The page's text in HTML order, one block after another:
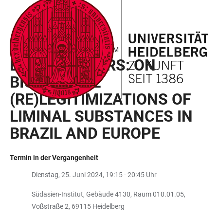
LINKS
ZUR
BARRIEREFREIHEIT
ZUM
HAUPTINHALT
HAUPTNAVIGATION
ÖFFNEN
WEBSEITENSUCHE
ÖFFNEN
MEDICAL ANTHROPOLOGY FORUM
BIOTRICKSTERS: ON
BIOMEDICAL
(RE)LEGITIMIZATIONS OF
LIMINAL SUBSTANCES IN
BRAZIL AND EUROPE
Termin in der Vergangenheit
Dienstag, 25. Juni 2024, 19:15 - 20:45 Uhr
Südasien-Institut, Gebäude 4130, Raum 010.01.05,
Voßstraße 2, 69115 Heidelberg